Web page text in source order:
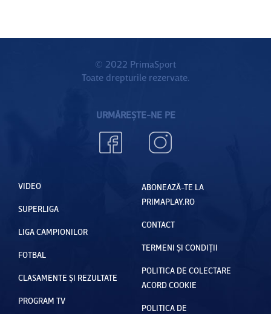
© 2022 PrimaSport
Toate drepturile rezervate.
URMĂREȘTE-NE PE
VIDEO
SUPERLIGA
LIGA CAMPIONILOR
FOTBAL
CLASAMENTE ȘI REZULTATE
PROGRAM TV
ABONEAZĂ-TE LA
PRIMAPLAY.RO
CONTACT
TERMENI ȘI CONDIȚII
POLITICA DE COLECTARE
ACORD COOKIE
POLITICA DE